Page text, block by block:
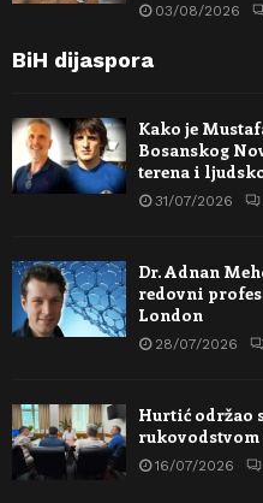
03/08/2026
BiH dijaspora
Kako je
Bosanskog
terena i
31/07/2026
Dr. Adnan
redovni
London
28/07/2026
Hurtić održao
rukovodstvom
16/07/2026